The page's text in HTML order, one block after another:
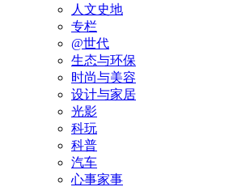
人文史地
专栏
@世代
生态与环保
时尚与美容
设计与家居
光影
科玩
科普
汽车
心事家事